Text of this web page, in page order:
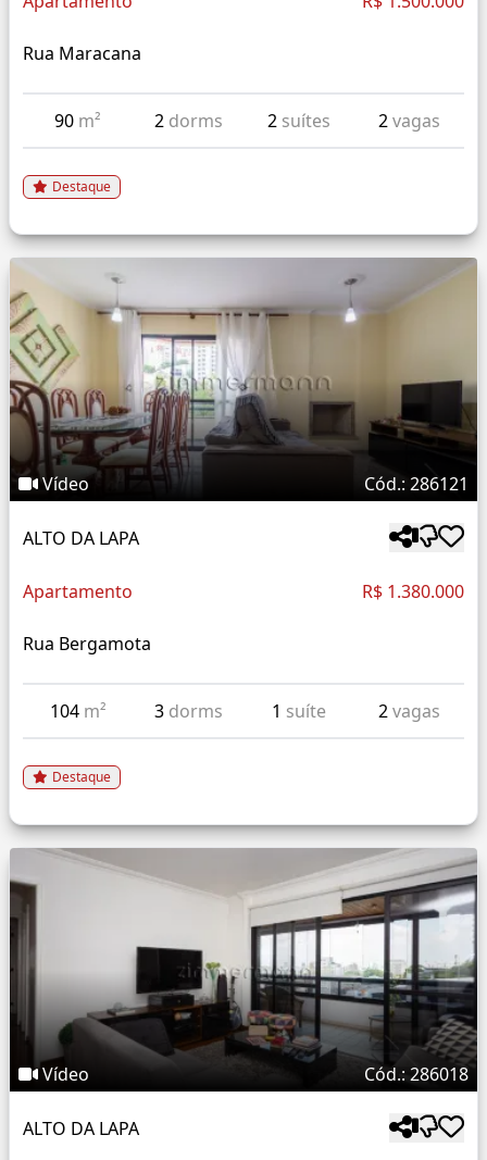
Rua Maracana
90 m² 2 dorms 2 suítes 2vagas
Destaque
Vídeo Cód.: 286121
ALTO DA LAPA
Apartamento R$ 1.380.000
Rua Bergamota
104 m² 3 dorms 1 suíte 2vagas
Destaque
Vídeo Cód.: 286018
ALTO DA LAPA